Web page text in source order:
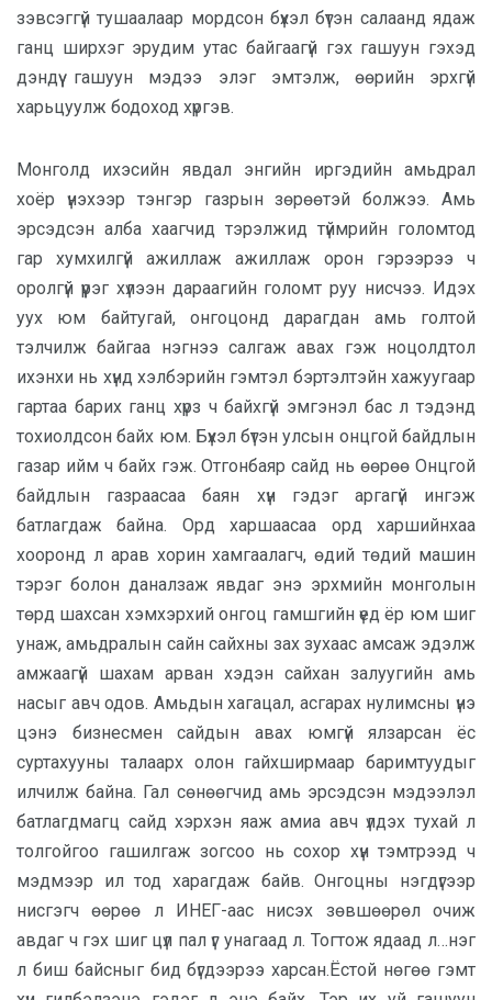
зэвсэггүй тушаалаар мордсон бүхэл бүтэн салаанд ядаж
ганц ширхэг эрудим утас байгаагүй гэх гашуун гэхэд
дэндүү гашуун мэдээ элэг эмтэлж, өөрийн эрхгүй
харьцуулж бодоход хүргэв.
Монголд ихэсийн явдал энгийн иргэдийн амьдрал
хоёр үнэхээр тэнгэр газрын зөрөөтэй болжээ. Амь
эрсэдсэн алба хаагчид тэрэлжид түймрийн голомтод
гар хумхилгүй ажиллаж ажиллаж орон гэрээрээ ч
оролгүй үүрэг хүлээн дараагийн голомт руу нисчээ. Идэх
уух юм байтугай, онгоцонд дарагдан амь голтой
тэлчилж байгаа нэгнээ салгаж авах гэж ноцолдтол
ихэнхи нь хүнд хэлбэрийн гэмтэл бэртэлтэйн хажуугаар
гартаа барих ганц хүрз ч байхгүй эмгэнэл бас л тэдэнд
тохиолдсон байх юм. Бүхэл бүтэн улсын онцгой байдлын
газар ийм ч байх гэж. Отгонбаяр сайд нь өөрөө Онцгой
байдлын газраасаа баян хүн гэдэг аргагүй ингэж
батлагдаж байна. Орд харшаасаа орд харшийнхаа
хооронд л арав хорин хамгаалагч, өдий төдий машин
тэрэг болон даналзаж явдаг энэ эрхмийн монголын
төрд шахсан хэмхэрхий онгоц гамшгийн үед ёр юм шиг
унаж, амьдралын сайн сайхны зах зухаас амсаж эдэлж
амжаагүй шахам арван хэдэн сайхан залуугийн амь
насыг авч одов. Амьдын хагацал, асгарах нулимсны үнэ
цэнэ бизнесмен сайдын авах юмгүй ялзарсан ёс
суртахууны талаарх олон гайхширмаар баримтуудыг
илчилж байна. Гал сөнөөгчид амь эрсэдсэн мэдээлэл
батлагдмагц сайд хэрхэн яаж амиа авч үлдэх тухай л
толгойгоо гашилгаж зогсоо нь сохор хүн тэмтрээд ч
мэдмээр ил тод харагдаж байв. Онгоцны нэгдүгээр
нисгэгч өөрөө л ИНЕГ-аас нисэх зөвшөөрөл очиж
авдаг ч гэх шиг цүл пал үг унагаад л. Тогтож ядаад л…нэг
л биш байсныг бид бүгдээрээ харсан.Ёстой нөгөө гэмт